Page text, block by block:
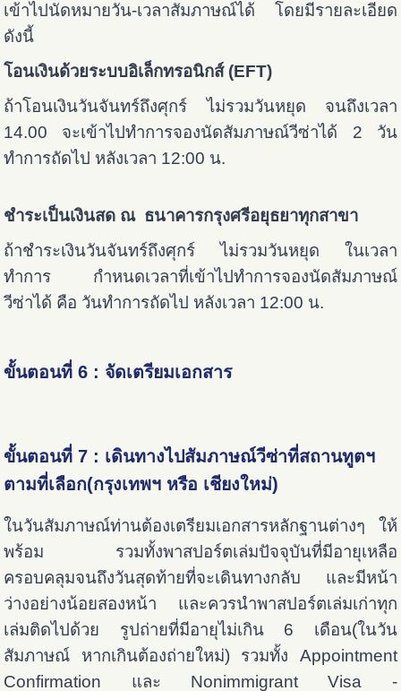
เข้าไปนัดหมายวัน-เวลาสัมภาษณ์ได้ โดยมีรายละเอียด
ดังนี้
โอนเงินด้วยระบบอิเล็กทรอนิกส์ (EFT)
ถ้าโอนเงินวันจันทร์ถึงศุกร์ ไม่รวมวันหยุด จนถึงเวลา
14.00 จะเข้าไปทำการจองนัดสัมภาษณ์วีซ่าได้ 2 วัน
ทำการถัดไป หลังเวลา 12:00 น.
ชำระเป็นเงินสด ณ ธนาคารกรุงศรีอยุธยาทุกสาขา
ถ้าชำระเงินวันจันทร์ถึงศุกร์ ไม่รวมวันหยุด ในเวลา
ทำการ กำหนดเวลาที่เข้าไปทำการจองนัดสัมภาษณ์
วีซ่าได้ คือ วันทำการถัดไป หลังเวลา 12:00 น.
ขั้นตอนที่ 6 : จัดเตรียมเอกสาร
ขั้นตอนที่ 7 : เดินทางไปสัมภาษณ์วีซ่าที่สถานทูตฯ
ตามที่เลือก(กรุงเทพฯ หรือ เชียงใหม่)
ในวันสัมภาษณ์ท่านต้องเตรียมเอกสารหลักฐานต่างๆ ให้
พร้อม รวมทั้งพาสปอร์ตเล่มปัจจุบันที่มีอายุเหลือ
ครอบคลุมจนถึงวันสุดท้ายที่จะเดินทางกลับ และมีหน้า
ว่างอย่างน้อยสองหน้า และควรนำพาสปอร์ตเล่มเก่าทุก
เล่มติดไปด้วย รูปถ่ายที่มีอายุไม่เกิน 6 เดือน(ในวัน
สัมภาษณ์ หากเกินต้องถ่ายใหม่) รวมทั้ง Appointment
Confirmation และ Nonimmigrant Visa -